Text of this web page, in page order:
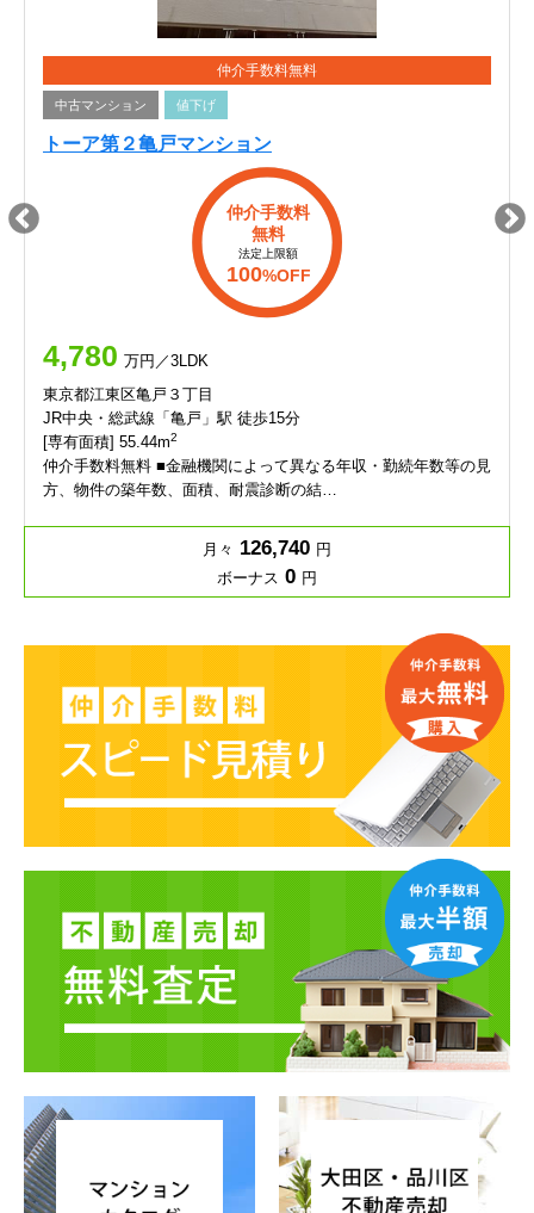
仲介手数料無料
中古マンション 値下げ
トーア第２亀戸マンション
仲介手数料
無料
法定上限額
100%OFF
4,780 万円／3LDK
東京都江東区亀戸３丁目
JR中央・総武線「亀戸」駅 徒歩15分
[専有面積] 55.44m2
仲介手数料無料 ■金融機関によって異なる年収・勤続年数等の見
方、物件の築年数、面積、耐震診断の結…
月々 126,740 円
ボーナス 0 円